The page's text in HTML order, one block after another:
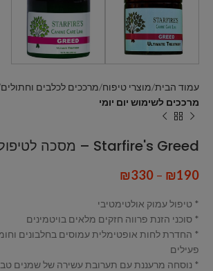
עמוד הבית מוצרי טיפוח מרככים לכלבים וחתולים
מרככים לשימוש יום יומי
Starfire's Greed – מסכה לטיפול עמוק
₪190
–
₪330
* טיפול עמוק אולטימטיבי
* סוכני הזנת פרווה חזקים מלאים בויטמינים
* החדרת לחות אופטימלית עמוסים בחלבונים
פעילים
* נוסחה מרעננת עם תערובת עשירה של שמנים